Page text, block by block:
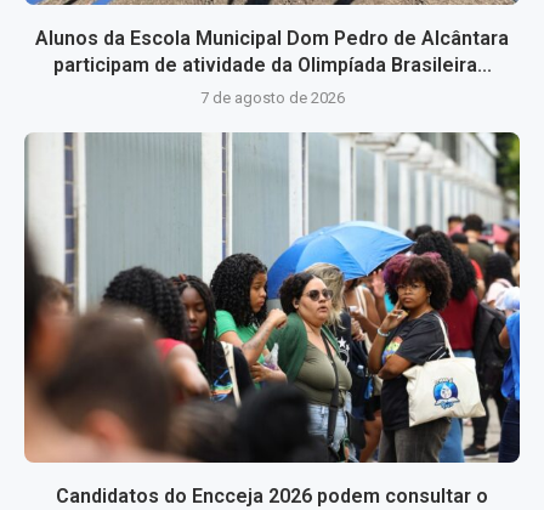
Alunos da Escola Municipal Dom Pedro de Alcântara
participam de atividade da Olimpíada Brasileira...
7 de agosto de 2026
Candidatos do Encceja 2026 podem consultar o